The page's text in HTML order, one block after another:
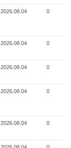
2026.08.04 0
2026.08.04 0
2026.08.04 0
2026.08.04 0
2026.08.04 0